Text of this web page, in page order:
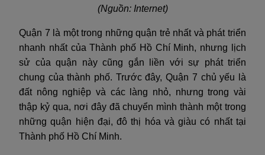
(Nguồn: Internet)
Quận 7 là một trong những quận trẻ nhất và phát triển
nhanh nhất của Thành phố Hồ Chí Minh, nhưng lịch
sử của quận này cũng gắn liền với sự phát triển
chung của thành phố. Trước đây, Quận 7 chủ yếu là
đất nông nghiệp và các làng nhỏ, nhưng trong vài
thập kỷ qua, nơi đây đã chuyển mình thành một trong
những quận hiện đại, đô thị hóa và giàu có nhất tại
Thành phố Hồ Chí Minh.